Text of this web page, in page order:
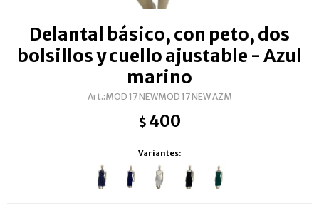
Delantal básico, con peto, dos
bolsillos y cuello ajustable - Azul
marino
MOD 17 NEWMOD 17 NEW AZM
$ 400
Variantes: